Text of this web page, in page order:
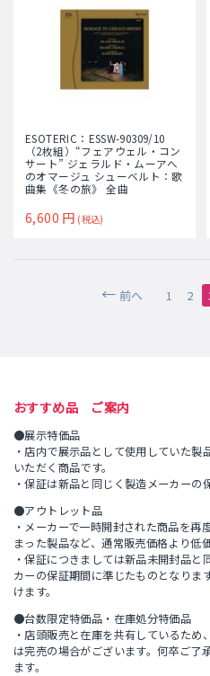
ESOTERIC：ESSW-90309/10
（2枚組）“フェアウェル・コン
サート” ジェラルド・ムーアへ
のオマージュ シューベルト：歌
曲集《冬の旅》 全曲
6,600 円 (税込)
前へ 1 2
おすすめ品 ご案内
●展示特価品
・店内で展示品として使用していた
いただく商品です。
・保証は新品と同じく製造メーカーの
●アウトレット品
・メーカーで一時開封された商品を再
まった製品など、通常販売価格より低
・保証につきましては新品未開封品
カーの保証期間に準じたものとなりま
けます。
●台数限定特価品・在庫処分特価品
・店頭販売と在庫を共有しているた
は完売の場合がございます。何卒ご了
ます。